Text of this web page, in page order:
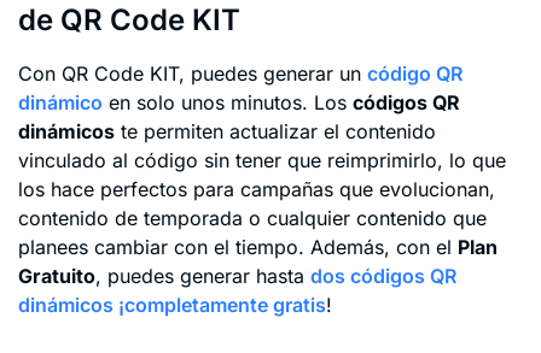
de QR Code KIT
Con QR Code KIT, puedes generar un código QR
dinámico en solo unos minutos. Los códigos QR
dinámicos te permiten actualizar el contenido
vinculado al código sin tener que reimprimirlo, lo que
los hace perfectos para campañas que evolucionan,
contenido de temporada o cualquier contenido que
planees cambiar con el tiempo. Además, con el Plan
Gratuito, puedes generar hasta dos códigos QR
dinámicos ¡completamente gratis!